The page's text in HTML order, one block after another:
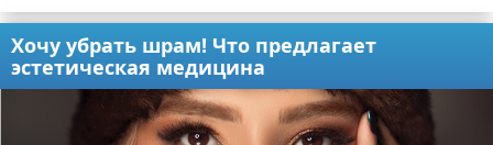
Хочу убрать шрам! Что предлагает
эстетическая медицина